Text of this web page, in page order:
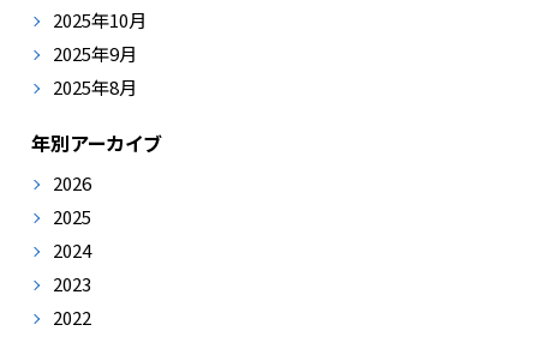
2025年10月
2025年9月
2025年8月
年別アーカイブ
2026
2025
2024
2023
2022